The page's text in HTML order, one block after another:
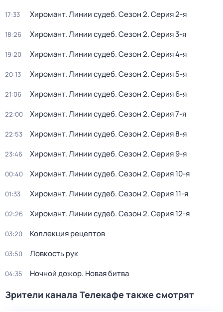
17:33 Хиромант. Линии судеб. Сезон 2. Серия 2-я
18:26 Хиромант. Линии судеб. Сезон 2. Серия 3-я
19:20 Хиромант. Линии судеб. Сезон 2. Серия 4-я
20:13 Хиромант. Линии судеб. Сезон 2. Серия 5-я
21:06 Хиромант. Линии судеб. Сезон 2. Серия 6-я
22:00 Хиромант. Линии судеб. Сезон 2. Серия 7-я
22:53 Хиромант. Линии судеб. Сезон 2. Серия 8-я
23:46 Хиромант. Линии судеб. Сезон 2. Серия 9-я
00:40 Хиромант. Линии судеб. Сезон 2. Серия 10-я
01:33 Хиромант. Линии судеб. Сезон 2. Серия 11-я
02:26 Хиромант. Линии судеб. Сезон 2. Серия 12-я
03:20 Коллекция рецептов
03:50 Ловкость рук
04:35 Ночной дожор. Новая битва
Зрители канала Телекафе также смотрят